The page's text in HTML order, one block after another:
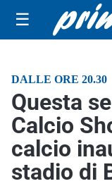
☰
DALLE ORE 20.30
Questa
Calcio
calcio
stadio di